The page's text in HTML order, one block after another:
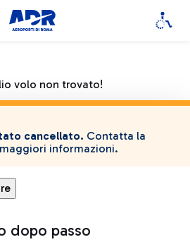
volo non trovato!
cancellato. Contatta la
informazioni.
dopo passo